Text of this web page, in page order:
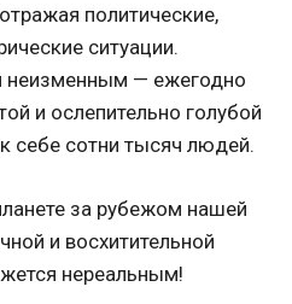
политические,
ситуации.
неизменным — ежегодно
и ослепительно голубой
себе сотни тысяч людей.
за рубежом нашей
и восхитительной
нереальным!